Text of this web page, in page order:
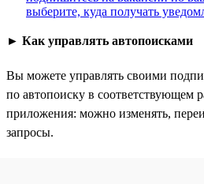
► Как управлять автопоисками
Вы можете управлять своими
по автопоиску в соответствующем
приложения: можно изменять,
запросы.